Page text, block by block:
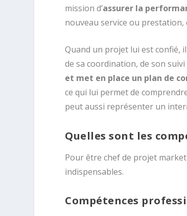
mission d’assurer la
nouveau service ou prestation,
Quand un projet lui est confié,
de sa coordination, de son
et met en place un plan de
ce qui lui permet de
peut aussi représenter un
Quelles sont les
Pour être chef de projet
indispensables.
Compétences